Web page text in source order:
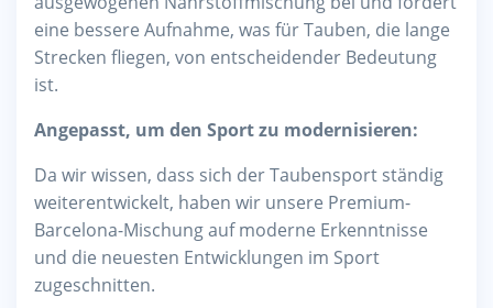
eine bessere Aufnahme, was für Tauben, die lange
Strecken fliegen, von entscheidender Bedeutung
ist.
Angepasst, um den Sport zu modernisieren:
Da wir wissen, dass sich der Taubensport ständig
weiterentwickelt, haben wir unsere Premium-
Barcelona-Mischung auf moderne Erkenntnisse
und die neuesten Entwicklungen im Sport
zugeschnitten.